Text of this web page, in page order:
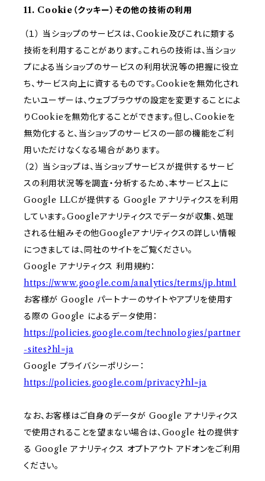
11. Cookie（クッキー）その他の技術の利用
（１） 当ショップのサービスは、Cookie及びこれに類する
技術を利用することがあります。これらの技術は、当ショッ
プによる当ショップのサービスの利用状況等の把握に役立
ち、サービス向上に資するものです。Cookieを無効化され
たいユーザーは、ウェブブラウザの設定を変更することによ
りCookieを無効化することができます。但し、Cookieを
無効化すると、当ショップのサービスの一部の機能をご利
用いただけなくなる場合があります。
（２） 当ショップは、当ショップサービスが提供するサービ
スの利用状況等を調査・分析するため、本サービス上に
Google LLCが提供する Google アナリティクスを利用
しています。Googleアナリティクスでデータが収集、処理
される仕組みその他Googleアナリティクスの詳しい情報
につきましては、同社のサイトをご覧ください。
Google アナリティクス 利用規約：
https://www.google.com/analytics/terms/jp.html
お客様が Google パートナーのサイトやアプリを使用す
る際の Google によるデータ使用：
https://policies.google.com/technologies/partner
-sites?hl=ja
Google プライバシーポリシー：
https://policies.google.com/privacy?hl=ja
なお、お客様はご自身のデータが Google アナリティクス
で使用されることを望まない場合は、Google 社の提供す
る Google アナリティクス オプトアウト アドオンをご利用
ください。